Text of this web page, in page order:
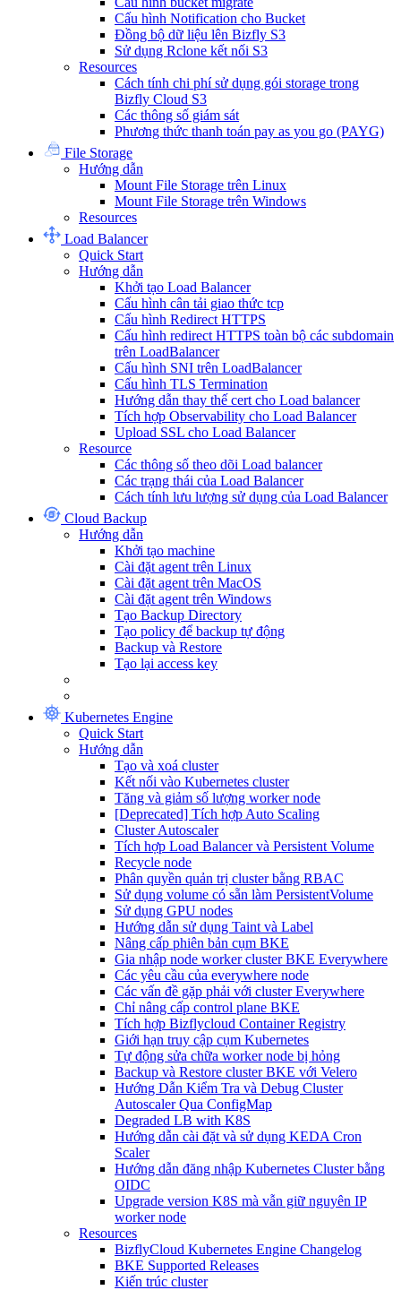
Cấu hình Notification cho Bucket
Đồng bộ dữ liệu lên Bizfly S3
Sử dụng Rclone kết nối S3
Resources
Cách tính chi phí sử dụng gói storage trong
Bizfly Cloud S3
Các thông số giám sát
Phương thức thanh toán pay as you go (PAYG)
File Storage
Hướng dẫn
Mount File Storage trên Linux
Mount File Storage trên Windows
Resources
Load Balancer
Quick Start
Hướng dẫn
Khởi tạo Load Balancer
Cấu hình cân tải giao thức tcp
Cấu hình Redirect HTTPS
Cấu hình redirect HTTPS toàn bộ các subdomain
trên LoadBalancer
Cấu hình SNI trên LoadBalancer
Cấu hình TLS Termination
Hướng dẫn thay thế cert cho Load balancer
Tích hợp Observability cho Load Balancer
Upload SSL cho Load Balancer
Resource
Các thông số theo dõi Load balancer
Các trạng thái của Load Balancer
Cách tính lưu lượng sử dụng của Load Balancer
Cloud Backup
Hướng dẫn
Khởi tạo machine
Cài đặt agent trên Linux
Cài đặt agent trên MacOS
Cài đặt agent trên Windows
Tạo Backup Directory
Tạo policy để backup tự động
Backup và Restore
Tạo lại access key
Kubernetes Engine
Quick Start
Hướng dẫn
Tạo và xoá cluster
Kết nối vào Kubernetes cluster
Tăng và giảm số lượng worker node
[Deprecated] Tích hợp Auto Scaling
Cluster Autoscaler
Tích hợp Load Balancer và Persistent Volume
Recycle node
Phân quyền quản trị cluster bằng RBAC
Sử dụng volume có sẵn làm PersistentVolume
Sử dụng GPU nodes
Hướng dẫn sử dụng Taint và Label
Nâng cấp phiên bản cụm BKE
Gia nhập node worker cluster BKE Everywhere
Các yêu cầu của everywhere node
Các vấn đề gặp phải với cluster Everywhere
Chỉ nâng cấp control plane BKE
Tích hợp Bizflycloud Container Registry
Giới hạn truy cập cụm Kubernetes
Tự động sửa chữa worker node bị hỏng
Backup và Restore cluster BKE với Velero
Hướng Dẫn Kiểm Tra và Debug Cluster
Autoscaler Qua ConfigMap
Degraded LB with K8S
Hướng dẫn cài đặt và sử dụng KEDA Cron
Scaler
Hướng dẫn đăng nhập Kubernetes Cluster bằng
OIDC
Upgrade version K8S mà vẫn giữ nguyên IP
worker node
Resources
BizflyCloud Kubernetes Engine Changelog
BKE Supported Releases
Kiến trúc cluster